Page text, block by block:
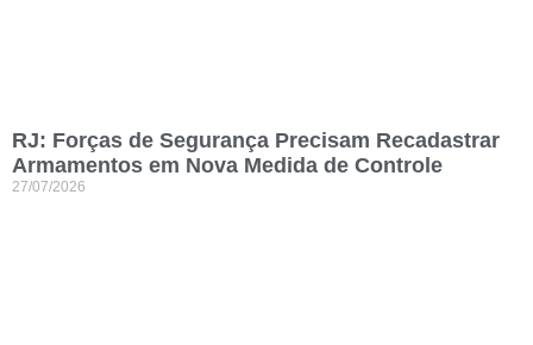
RJ: Forças de Segurança Precisam Recadastrar
Armamentos em Nova Medida de Controle
27/07/2026